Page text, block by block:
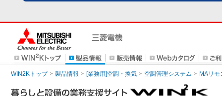
WIN2Kトップ 製品情報 [業務用]空調・換気 空調管理システム MAリモ